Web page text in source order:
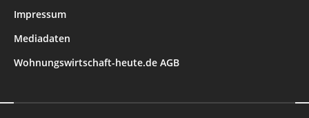
Impressum
Mediadaten
Wohnungswirtschaft-heute.de AGB